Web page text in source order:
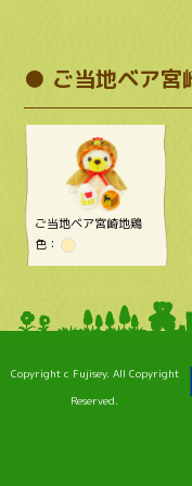
● ご当地ベア宮
ご当地ベア宮崎地鶏
色：
Copyright c Fujisey. All Copyright
Reserved.